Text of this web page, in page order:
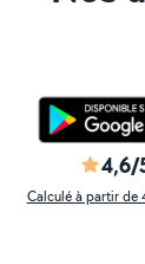
4,6/
Calculé à partir de